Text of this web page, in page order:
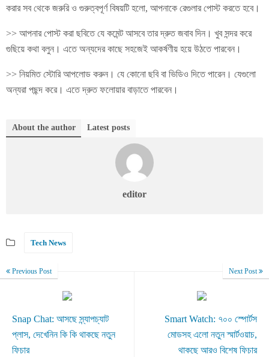
করার সব থেকে জরুরি ও গুরুত্বপূর্ণ বিষয়টি হলো, আপনাকে রেগুলার পোস্ট করতে হবে।
>> আপনার পোস্ট করা ছবিতে যে কমেন্ট আসবে তার দ্রুত জবাব দিন। খুব সন্দর করে
গুছিয়ে কথা বলুন। এতে অন্যদের কাছে সহজেই আকর্ষণীয় হয়ে উঠতে পারবেন।
>> নিয়মিত স্টোরি আপলোড করুন। যে কোনো ছবি বা ভিডিও দিতে পারেন। যেগুলো
অন্যরা পছন্দ করে। এতে দ্রুত ফলোয়ার বাড়াতে পারবেন।
About the author Latest posts
editor
Tech News
Previous Post
Snap Chat: আসছে স্ন্যাপচ্যাট
প্লাস, দেখেনিন কি কি থাকছে নতুন
ফিচার
Next Post
Smart Watch: ৭০০ স্পোর্টস
মোডসহ এলো নতুন স্মার্টওয়াচ,
থাকছে আরও বিশেষ ফিচার